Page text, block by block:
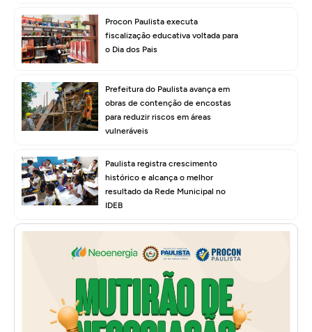
Procon Paulista executa
fiscalização educativa voltada para
o Dia dos Pais
Prefeitura do Paulista avança em
obras de contenção de encostas
para reduzir riscos em áreas
vulneráveis
Paulista registra crescimento
histórico e alcança o melhor
resultado da Rede Municipal no
IDEB